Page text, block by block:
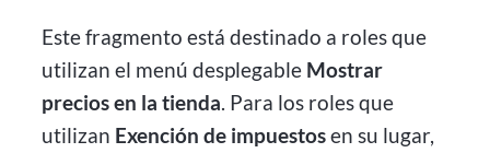
Este fragmento está destinado a roles que
utilizan el menú desplegable Mostrar
precios en la tienda . Para los roles que
utilizan Exención de impuestosen su lugar,